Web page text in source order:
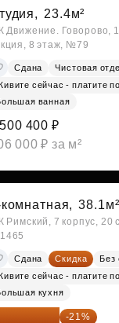
23.4м²
Движение. Говорово, 1
8 этаж, №79
Сдана
Чистовая
сейчас - платите
ванная
400 ₽
000 ₽ за м²
38.1м²
Римский, 7 корпус, 20
Сдана Скидка
Без
сейчас - платите
кухня
-21%